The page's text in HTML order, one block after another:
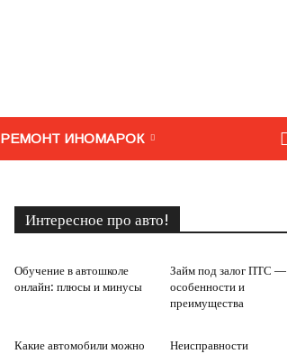
РЕМОНТ ИНОМАРОК
Интересное про авто!
Обучение в автошколе
онлайн: плюсы и минусы
Займ под залог ПТС —
особенности и
преимущества
Какие автомобили можно
Неисправности